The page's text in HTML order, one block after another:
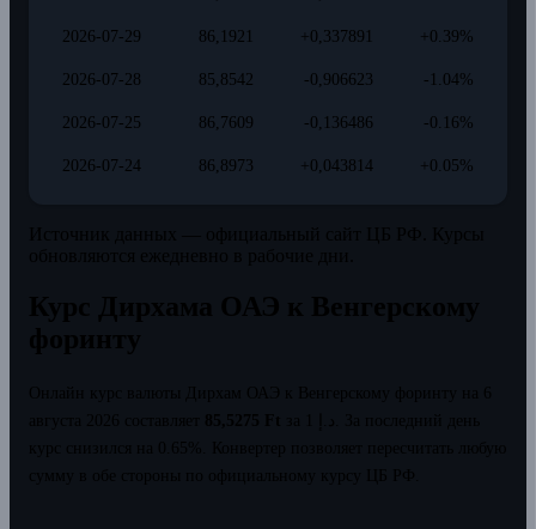
2026-07-29 86,1921 +0,337891 +0.39%
2026-07-28 85,8542 -0,906623 -1.04%
2026-07-25 86,7609 -0,136486 -0.16%
2026-07-24 86,8973 +0,043814 +0.05%